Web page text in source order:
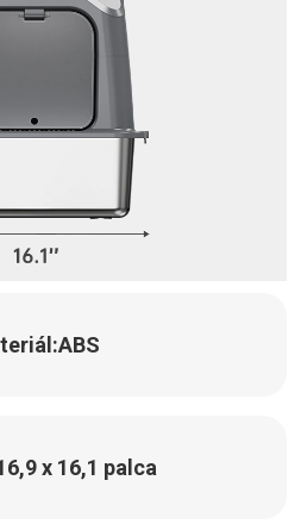
ABS
x 16,1 palca